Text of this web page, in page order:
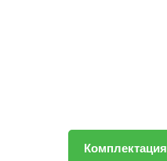
Комплектация